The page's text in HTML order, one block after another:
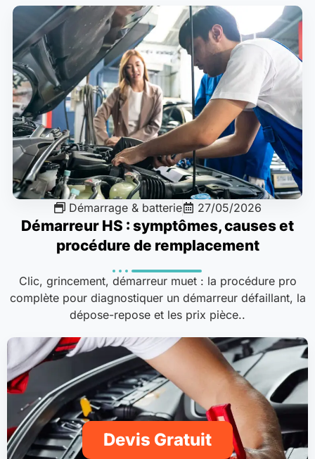
Démarrage & batterie 27/05/2026
Démarreur HS : symptômes, causes et
procédure de remplacement
Clic, grincement, démarreur muet : la procédure pro
complète pour diagnostiquer un démarreur défaillant, la
dépose-repose et les prix pièce..
Devis Gratuit